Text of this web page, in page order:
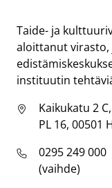
Taide- ja
aloittanut virasto,
instituutin
Kaikukatu 2
PL 16, 00501
0295 249 000
(vaihde)